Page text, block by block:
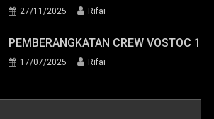
27/11/2025 Rifai
PEMBERANGKATAN CREW VOSTOC 1
17/07/2025 Rifai